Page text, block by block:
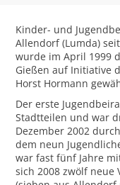
Kinder- und
Allendorf (Lumda)
wurde im April 1999
Gießen auf Initiative
Horst Hormann
Der erste
Stadtteilen und war
Dezember 2002
dem neun
war fast fünf Jahre
sich 2008 zwölf